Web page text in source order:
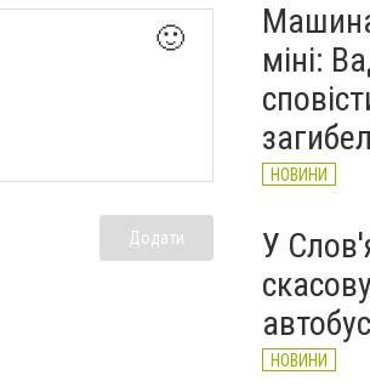
🙂
Додати
міні:
НОВИНИ
У
НОВИНИ